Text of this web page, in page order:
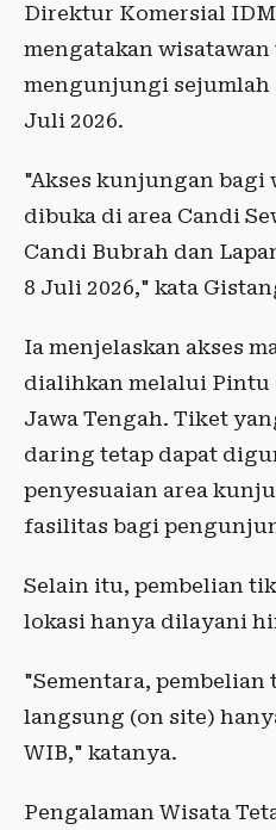
Direktur Komersial
mengatakan wisatawan
mengunjungi sejumlah
Juli 2026.
"Akses kunjungan bagi
dibuka di area Candi
Candi Bubrah dan
8 Juli 2026," kata
Ia menjelaskan akses
dialihkan melalui Pintu
Jawa Tengah. Tiket
daring tetap dapat
penyesuaian area
fasilitas bagi
Selain itu, pembelian
lokasi hanya dilayani
"Sementara,
langsung (on site)
WIB," katanya.
Pengalaman Wisata